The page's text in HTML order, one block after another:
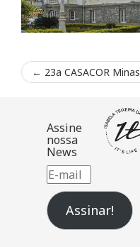
← 23a CASACOR Minas
Assine
nossa
News
E-
mail
Assinar!